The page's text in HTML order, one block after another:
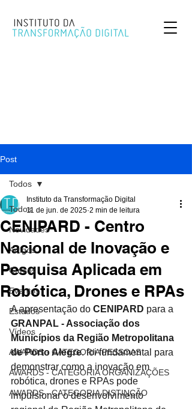
Post
Todos
Novidades
Artigos
Cursos
Eventos
Estudos
Vídeos
AWARDS - CATEGORIA PESSOAS
AWARDS - CATEGORIA ORGANIZAÇÕES
AWARDS - CATEGORIA DISTINÇÃO
Todos
CENIPARD - Centro
Nacional de Inovação e
Pesquisa Aplicada em
Robótica, Drones e RPAs
Instituto da Transformação Digital
11 de jun. de 2025 2 min de leitura
A apresentação do CENIPARD para a
GRANPAL - Associação dos
Municípios da Região Metropolitana
de Porto Alegre. foi fundamental para
demonstrar como a inovação em
robótica, drones e RPAs pode
impulsionar o desenvolvimento